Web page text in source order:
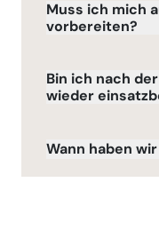
Muss ich mich
vorbereiten?
Bin ich nach
wieder
Wann haben